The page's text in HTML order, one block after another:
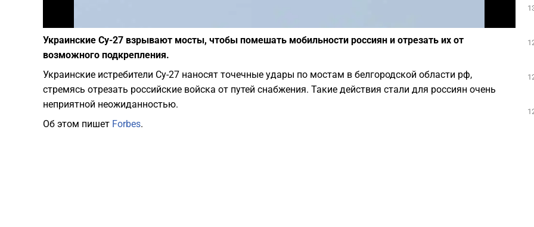
Украинские Су-27 взрывают мосты, чтобы помешать мобильности россиян и отрезать их от
возможного подкрепления.
Украинские истребители Су-27 наносят точечные удары по мостам в белгородской области рф,
стремясь отрезать российские войска от путей снабжения. Такие действия стали для россиян очень
неприятной неожиданностью.
Об этом пишет Forbes.